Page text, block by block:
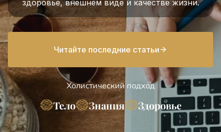
здоровье, внешнем виде и качестве жизни.
Читайте последние статьи
Холистический подход
Тело Знания Здоровье